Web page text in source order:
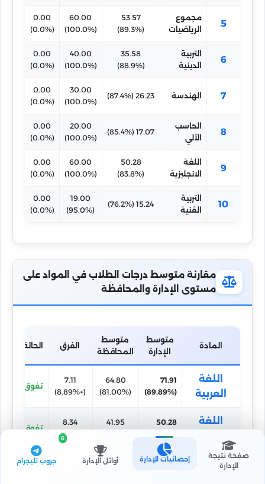
5
مجموع
الرياضيات
53.57
(89.3%)
60.00
(100.0%)
0.00
(0.0%)
6
التربية
الدينية
35.58
(88.9%)
40.00
(100.0%)
0.00
(0.0%)
7 الهندسة 26.23 (87.4%)
30.00
(100.0%)
0.00
(0.0%)
8
الحاسب
الآلي
17.07 (85.4%)
20.00
(100.0%)
0.00
(0.0%)
9
اللغة
الانجليزية
50.28
(83.8%)
60.00
(100.0%)
0.00
(0.0%)
10
التربية
الفنية
15.24 (76.2%)
19.00
(95.0%)
0.00
(0.0%)
مقارنة متوسط درجات الطلاب في المواد على
مستوى الإدارة والمحافظة
المادة
متوسط
الإدارة
متوسط
المحافظة
الفرق الحالة
اللغة
العربية
71.91
(89.89%)
64.80
(81.00%)
7.11
(+8.89%)
تفوق
اللغة
50.28
41.95
8.34
تفوق
الجبر
27.34
23.31
تفوق
صفحة نتيجة
الإدارة
إحصائيات الإدارة أوائل الإدارة جروب تليجرام
6